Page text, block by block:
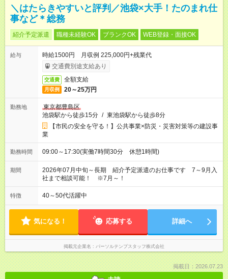
＼はたらきやすいと評判／池袋×大手！たのまれ仕
事など＊総務
紹介予定派遣 職種未経験OK ブランクOK WEB登録・面接OK
給与
時給1500円 月収例 225,000円+残業代
交通費別途支給あり
交通費 全額支給
月収例 20～25万円
勤務地
東京都豊島区
池袋駅から徒歩15分 / 東池袋駅から徒歩8分
【市民の安全を守る！】公共事業×防災・災害対策等の建設事
業
勤務時間 09:00～17:30(実働7時間30分 休憩1時間)
期間
2026年07月中旬～長期 紹介予定派遣のお仕事です 7～9月入
社まで相談可能！ ※7月～！
特徴 40～50代活躍中
気になる！ 応募する 詳細へ
掲載元企業名 パーソルテンプスタッフ株式会社
掲載日：2026.07.23